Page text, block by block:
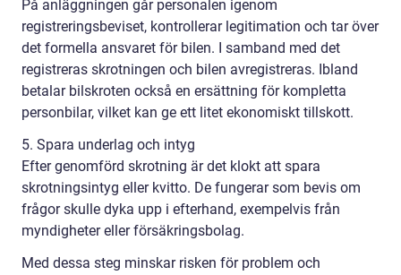
På anläggningen går personalen igenom
registreringsbeviset, kontrollerar legitimation och tar över
det formella ansvaret för bilen. I samband med det
registreras skrotningen och bilen avregistreras. Ibland
betalar bilskroten också en ersättning för kompletta
personbilar, vilket kan ge ett litet ekonomiskt tillskott.
5. Spara underlag och intyg
Efter genomförd skrotning är det klokt att spara
skrotningsintyg eller kvitto. De fungerar som bevis om
frågor skulle dyka upp i efterhand, exempelvis från
myndigheter eller försäkringsbolag.
Med dessa steg minskar risken för problem och